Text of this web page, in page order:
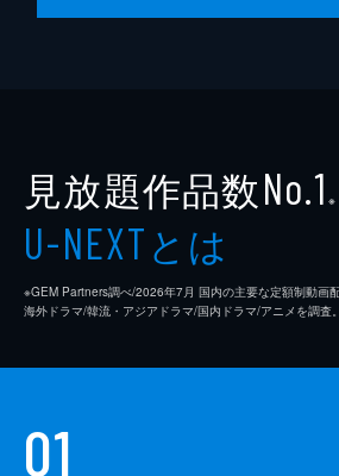
見放題作品数No.1 ※
U-NEXTとは
※GEM Partners調べ/2026年7⽉ 国内の主要な定額制動画
海外ドラマ/韓流・アジアドラマ/国内ドラマ/アニメを調査
01